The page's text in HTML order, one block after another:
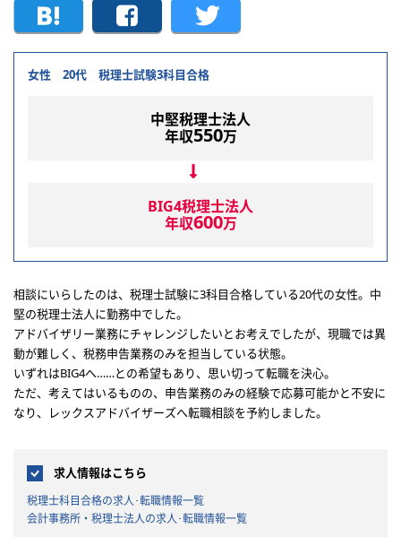
女性 20代 税理士試験3科目合格
中堅税理士法人
年収550万
BIG4税理士法人
年収600万
相談にいらしたのは、税理士試験に3科目合格している20代の女性。中
堅の税理士法人に勤務中でした。
アドバイザリー業務にチャレンジしたいとお考えでしたが、現職では異
動が難しく、税務申告業務のみを担当している状態。
いずれはBIG4へ……との希望もあり、思い切って転職を決心。
ただ、考えてはいるものの、申告業務のみの経験で応募可能かと不安に
なり、レックスアドバイザーズへ転職相談を予約しました。
求人情報はこちら
税理士科目合格の求人･転職情報一覧
会計事務所・税理士法人の求人･転職情報一覧